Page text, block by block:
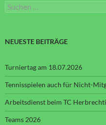
Suchen
nach:
NEUESTE BEITRÄGE
Turniertag am 18.07.2026
Tennisspielen auch für Nicht-
Arbeitsdienst beim TC
Teams 2026